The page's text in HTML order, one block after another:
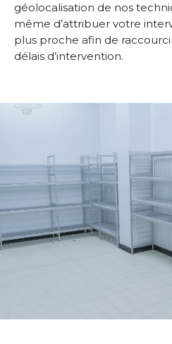
géolocalisation de nos
même d’attribuer votre
plus proche afin de
délais d’intervention.